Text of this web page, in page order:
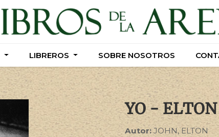
LIBREROS SOBRE NOSOTROS
LIBREROS SOBRE NOSOTROS
YO -
Autor: JOHN, ELTON